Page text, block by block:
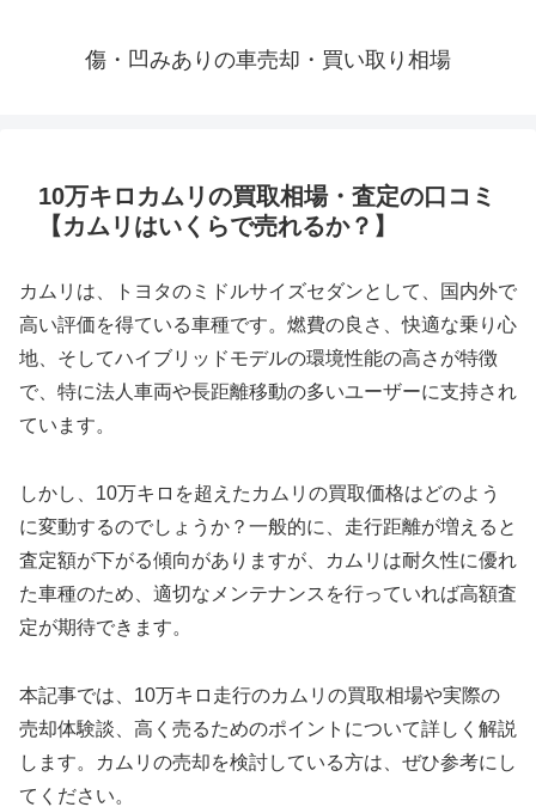
傷・凹みありの車売却・買い取り相場
10万キロカムリの買取相場・査定の口コミ
【カムリはいくらで売れるか？】
カムリは、トヨタのミドルサイズセダンとして、国内外で
高い評価を得ている車種です。燃費の良さ、快適な乗り心
地、そしてハイブリッドモデルの環境性能の高さが特徴
で、特に法人車両や長距離移動の多いユーザーに支持され
ています。
しかし、10万キロを超えたカムリの買取価格はどのよう
に変動するのでしょうか？一般的に、走行距離が増えると
査定額が下がる傾向がありますが、カムリは耐久性に優れ
た車種のため、適切なメンテナンスを行っていれば高額査
定が期待できます。
本記事では、10万キロ走行のカムリの買取相場や実際の
売却体験談、高く売るためのポイントについて詳しく解説
します。カムリの売却を検討している方は、ぜひ参考にし
てください。